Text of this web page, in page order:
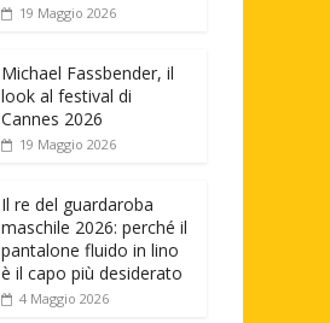
19 Maggio 2026
Michael Fassbender, il
look al festival di
Cannes 2026
19 Maggio 2026
Il re del guardaroba
maschile 2026: perché il
pantalone fluido in lino
è il capo più desiderato
4 Maggio 2026